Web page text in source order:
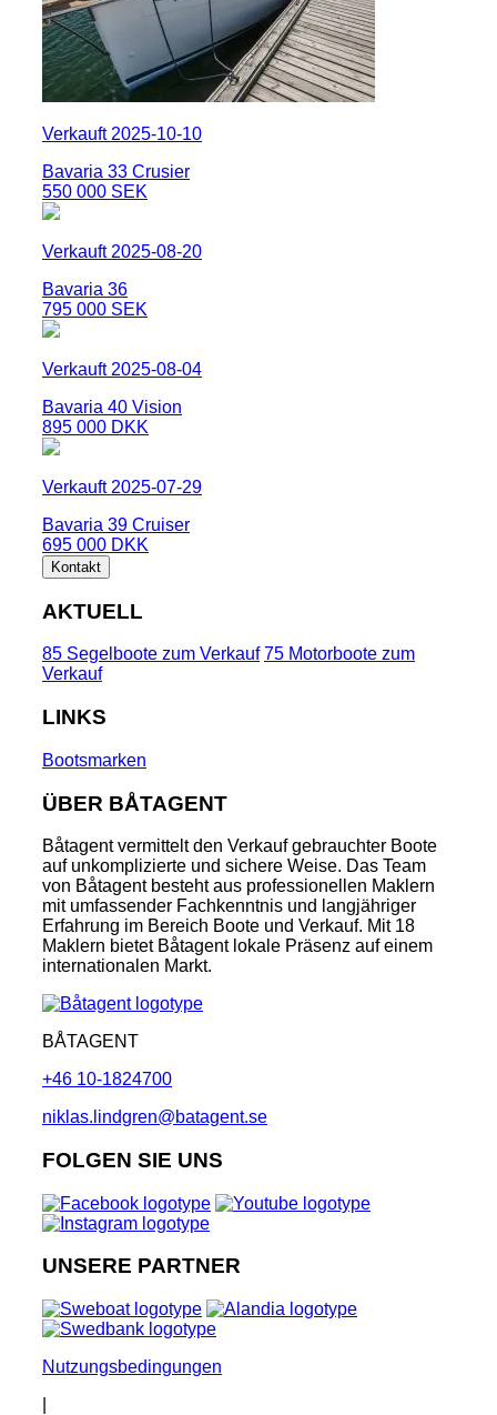
Verkauft 2025-10-10
Bavaria 33 Crusier
550 000 SEK
Verkauft 2025-08-20
Bavaria 36
795 000 SEK
Verkauft 2025-08-04
Bavaria 40 Vision
895 000 DKK
Verkauft 2025-07-29
Bavaria 39 Cruiser
695 000 DKK
Kontakt
AKTUELL
85 Segelboote zum Verkauf 75 Motorboote zum
Verkauf
LINKS
Bootsmarken
ÜBER BÅTAGENT
Båtagent vermittelt den Verkauf gebrauchter Boote
auf unkomplizierte und sichere Weise. Das Team
von Båtagent besteht aus professionellen Maklern
mit umfassender Fachkenntnis und langjähriger
Erfahrung im Bereich Boote und Verkauf. Mit 18
Maklern bietet Båtagent lokale Präsenz auf einem
internationalen Markt.
BÅTAGENT
+46 10-1824700
niklas.lindgren@batagent.se
FOLGEN SIE UNS
UNSERE PARTNER
Nutzungsbedingungen